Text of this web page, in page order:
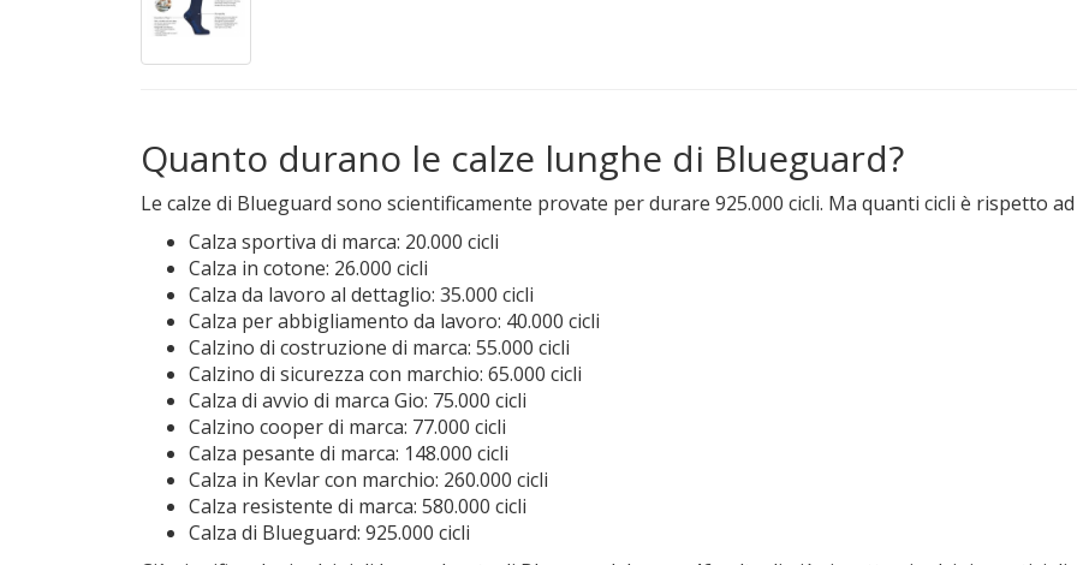
Quanto durano le calze lunghe di Blueguard?
Le calze di Blueguard sono scientificamente provate per durare 925.000 cicli. Ma quanti cicli è rispetto
Calza sportiva di marca: 20.000 cicli
Calza in cotone: 26.000 cicli
Calza da lavoro al dettaglio: 35.000 cicli
Calza per abbigliamento da lavoro: 40.000 cicli
Calzino di costruzione di marca: 55.000 cicli
Calzino di sicurezza con marchio: 65.000 cicli
Calza di avvio di marca Gio: 75.000 cicli
Calzino cooper di marca: 77.000 cicli
Calza pesante di marca: 148.000 cicli
Calza in Kevlar con marchio: 260.000 cicli
Calza resistente di marca: 580.000 cicli
Calza di Blueguard: 925.000 cicli